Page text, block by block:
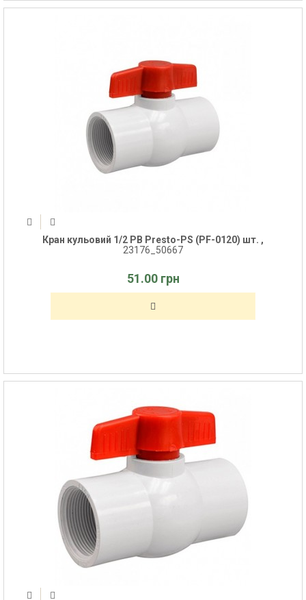
Кран кульовий 1/2 РВ Presto-PS (PF-0120) шт. ,
23176_50667
51.00 грн